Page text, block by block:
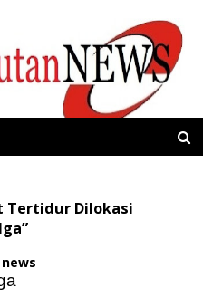
Tertidur Dilokasi